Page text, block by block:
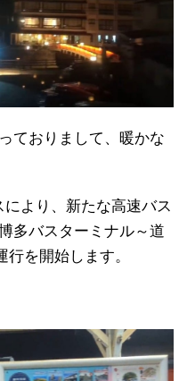
ておりまして、暖かな
より、新たな高速バス
多バスターミナル～道
を開始します。